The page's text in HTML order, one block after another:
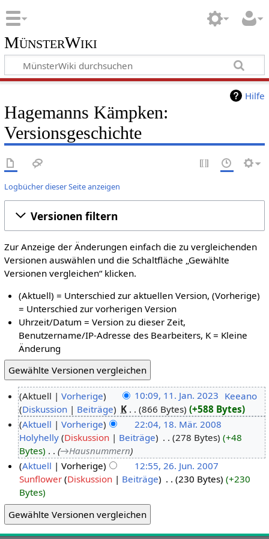
MünsterWiki
Hilfe
Hagemanns Kämpken:
Versionsgeschichte
Logbücher dieser Seite anzeigen
Versionen filtern
Zur Anzeige der Änderungen einfach die zu vergleichenden
Versionen auswählen und die Schaltfläche „Gewählte
Versionen vergleichen“ klicken.
(Aktuell) = Unterschied zur aktuellen Version, (Vorherige)
= Unterschied zur vorherigen Version
Uhrzeit/Datum = Version zu dieser Zeit,
Benutzername/IP-Adresse des Bearbeiters, K = Kleine
Änderung
Aktuell Vorherige 10:09, 11. Jan. 2023 Keeano
Diskussion
Beiträge K 866 Bytes
+588 Bytes
Aktuell
Vorherige
22:04, 18. Mär. 2008
Holyhelly Diskussion Beiträge 278 Bytes
+48
Bytes
→‎Hausnummern
Aktuell
Vorherige
12:55, 26. Jun. 2007
Sunflower Diskussion Beiträge 230 Bytes
+230
Bytes